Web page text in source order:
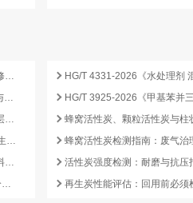
GB/T 29602-2026《固体饮料质量要求》修订要点与企业合规应对
GB/T 11765-2026《油茶籽油》修订内容与产业影响分析
GB 4806.10-2025《食品接触用涂料及涂层》标准核心变化解析
GB 30689-2026《内镜自动清洗消毒机卫生要求》解读与检测合规要点
GB 4806.16-2025《食品接触用硅橡胶材料及制品》标准解析
GB/T 35267.4-2025《清洗消毒器 第4部分：内镜清洗消毒器》标准解读与检测项目清单
再生炭性能评估：回用前必须